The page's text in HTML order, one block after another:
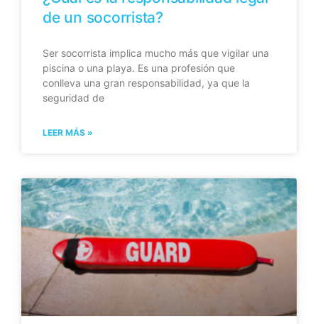
de un socorrista?
Ser socorrista implica mucho más que vigilar una
piscina o una playa. Es una profesión que
conlleva una gran responsabilidad, ya que la
seguridad de
LEER MÁS »